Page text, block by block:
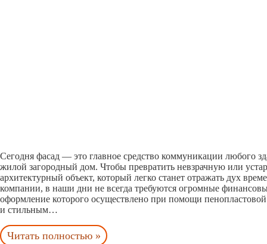
Сегодня фасад — это главное средство коммуникации любого
жилой загородный дом. Чтобы превратить невзрачную или
архитектурный объект, который легко станет отражать дух
компании, в наши дни не всегда требуются огромные
оформление которого осуществлено при помощи
и стильным…
Читать полностью »